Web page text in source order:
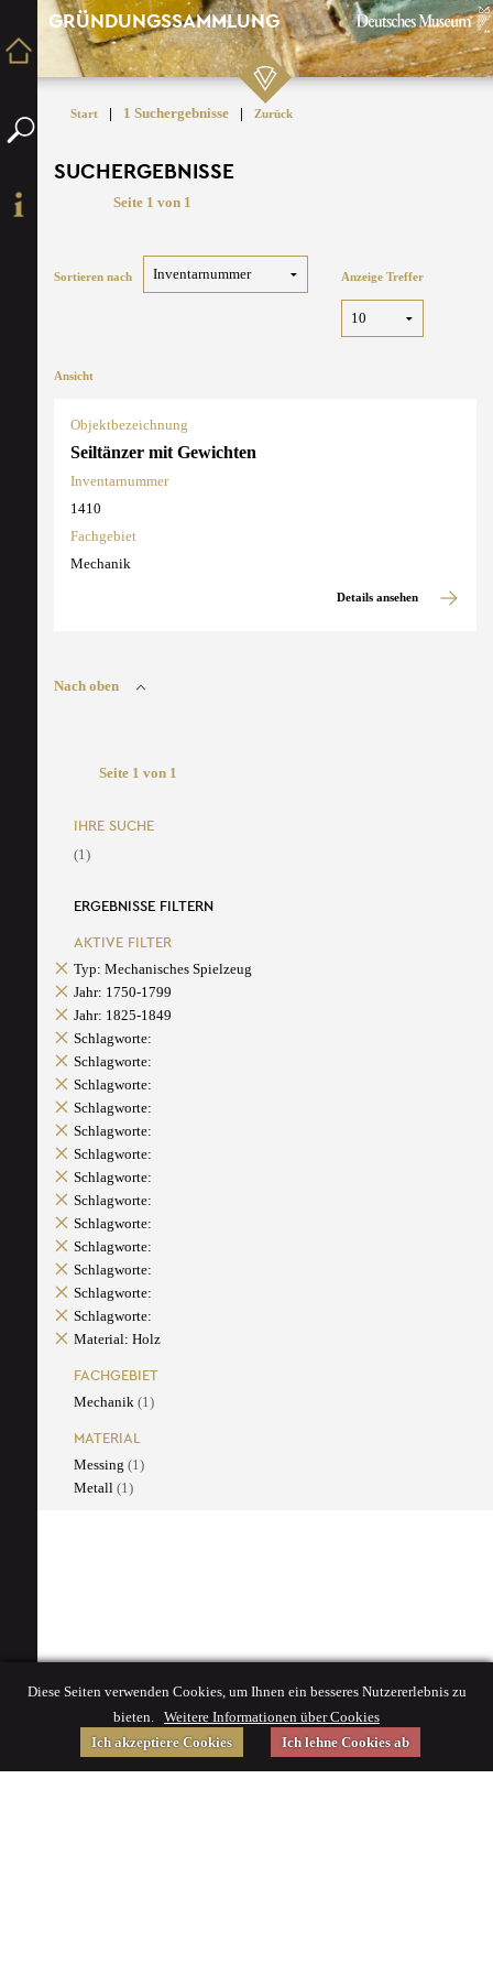
GRÜNDUNGSSAMMLUNG
Start | 1 Suchergebnisse | Zurück
SUCHERGEBNISSE
Seite 1 von 1
Sortieren nach Anzeige Treffer
Ansicht
Objektbezeichnung
Seiltänzer mit Gewichten
Inventarnummer
1410
Fachgebiet
Mechanik
Details ansehen
Nach oben
Seite 1 von 1
IHRE SUCHE
(1)
ERGEBNISSE FILTERN
AKTIVE FILTER
Typ: Mechanisches Spielzeug
Jahr: 1750-1799
Jahr: 1825-1849
Schlagworte:
Schlagworte:
Schlagworte:
Schlagworte:
Schlagworte:
Schlagworte:
Schlagworte:
Schlagworte:
Schlagworte:
Schlagworte:
Schlagworte:
Schlagworte:
Schlagworte:
Material: Holz
FACHGEBIET
Mechanik (1)
MATERIAL
Messing (1)
Metall (1)
Diese Seiten verwenden Cookies, um Ihnen ein besseres Nutzererlebnis zu
bieten. Weitere Informationen über Cookies
Ich akzeptiere Cookies
Ich lehne Cookies ab